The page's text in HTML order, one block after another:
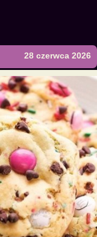
28 czerwca 2026